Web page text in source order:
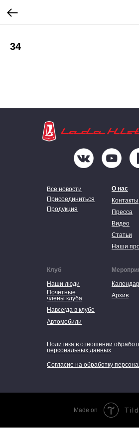
34
Статьи
Контакты
Наши
Пресса
Видео
Продукция
Наши люди
Клуб
О нас
Присоединиться
Все новости
Архив
Навсегда в клубе
Политика в отношении
персональных данных
Согласие на обработку
Почетные
члены клуба
Автомобили
Made on